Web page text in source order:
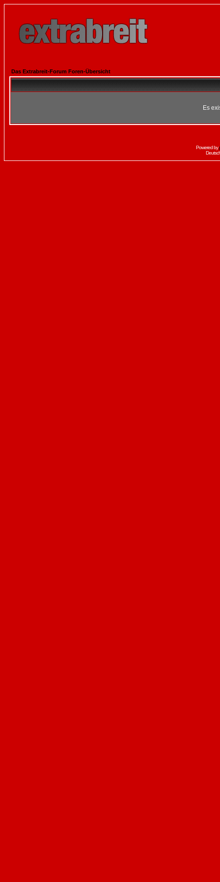
Das Extrabreit-Forum Foren-Übersicht
Es
Powered by